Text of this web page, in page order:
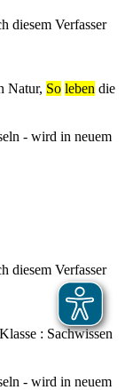
diesem Verfasser
Natur, So leben die
- wird in neuem
diesem Verfasser
: Sachwissen
- wird in neuem